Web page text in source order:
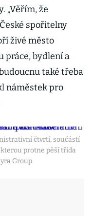
„Věřím, že
spořitelny
živé město
práce, bydlení a
také třeba
náměstek pro
čtvrtí, součástí
protne pěší třída
Group